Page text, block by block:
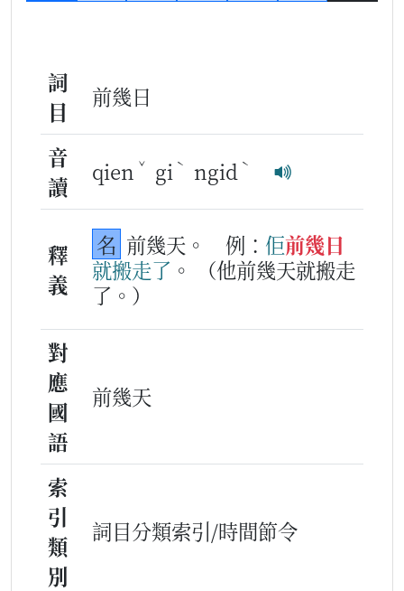
詞
目
前幾日
音
讀
qien ˇ gi ˋ ngid ˋ
釋
義
名 前幾天。 例： 佢前幾日
就搬走了 。
（他前幾天就搬走
了。）
對
應
國
語
前幾天
索
引
類
別
詞目分類索引/時間節令